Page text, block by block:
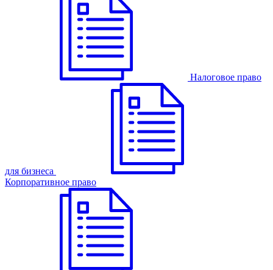
Налоговое право
для бизнеса
Корпоративное право